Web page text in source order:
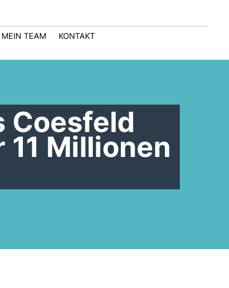
MEIN TEAM KONTAKT
Coesfeld
Millionen